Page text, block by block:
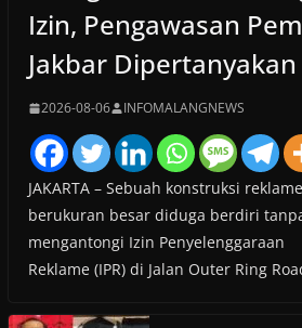
Izin, Pengawasan
Jakbar Dipertanyakan
2026-08-06 INFOMALANGNEWS
JAKARTA – Sebuah konstruksi reklame
berukuran besar diduga berdiri
mengantongi Izin Penyelenggaraan
Reklame (IPR) di Jalan Outer Ring